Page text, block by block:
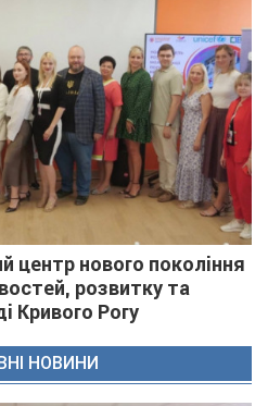
центр нового покоління
розвитку та
Кривого Рогу
НОВИНИ